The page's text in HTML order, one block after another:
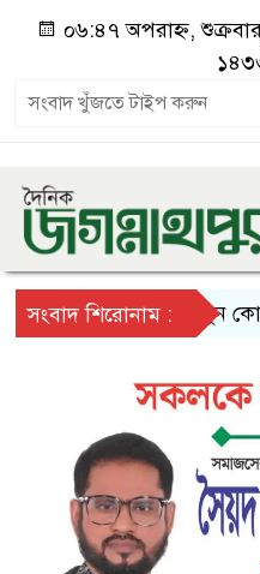
০৬:৪৭ অপরাহ্ন,
সংবাদ শিরোনাম :
নতুন কোনো